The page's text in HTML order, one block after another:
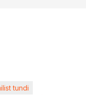
tundi